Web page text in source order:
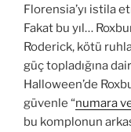
Florensia’yı istila
Fakat bu yıl…
Roderick, kötü
güç topladığına
Halloween’de
güvenle “numara
bu komplonun